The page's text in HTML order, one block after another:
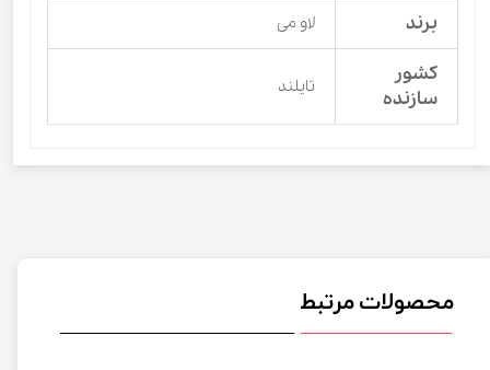
برند لاو می
کشور
سازنده
تایلند
محصولات مرتبط